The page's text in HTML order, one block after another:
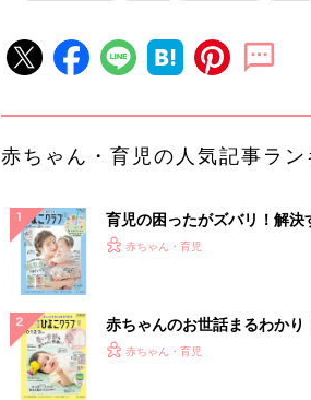
赤ちゃん・育児の人気記事ラ
育児の困ったがズバリ！解決
『ひよこクラブ 夏号』 4カ
赤ちゃん・育児
赤ちゃんのお世話まるわかり
てのひよこクラブ 夏号』〈巻
赤ちゃん・育児